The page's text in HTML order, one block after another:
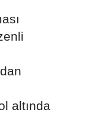
altında